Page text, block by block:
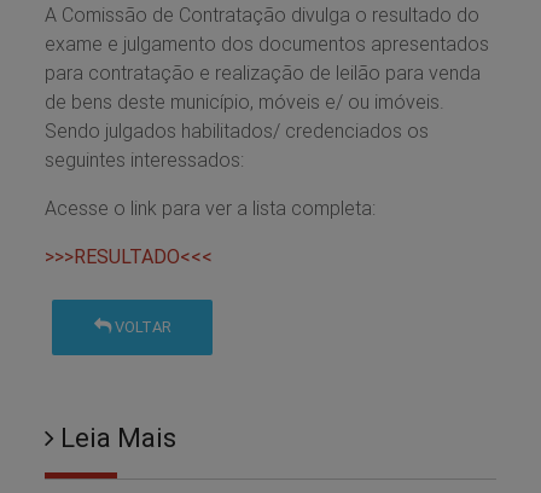
A Comissão de Contratação divulga o resultado do
exame e julgamento dos documentos apresentados
para contratação e realização de leilão para venda
de bens deste município, móveis e/ ou imóveis.
Sendo julgados habilitados/ credenciados os
seguintes interessados:
Acesse o link para ver a lista completa:
>>>RESULTADO<<<
VOLTAR
Leia Mais